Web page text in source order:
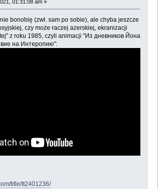
01:31:08 am »
bonobię (zwł. sam po sobie), ale chyba jeszcze
czy może raczej azerskiej, ekranizacji
z roku 1985, czyli animacji "Из дневников Йона
на Интеропию":
title/tt2401236/